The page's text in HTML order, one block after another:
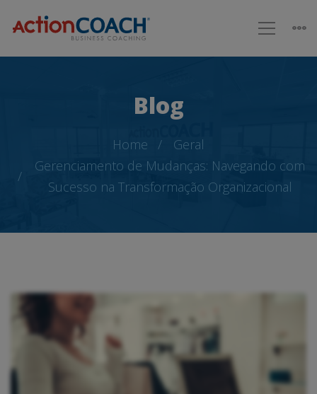
Blog
Home
Geral
Gerenciamento de Mudanças: Navegando com
Sucesso na Transformação Organizacional